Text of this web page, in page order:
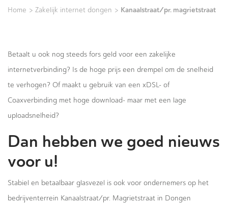
Home > Zakelijk internet dongen > Kanaalstraat/pr. magrietstraat
Betaalt u ook nog steeds fors geld voor een zakelijke
internetverbinding? Is de hoge prijs een drempel om de snelheid
te verhogen? Of maakt u gebruik van een xDSL- of
Coaxverbinding met hoge download- maar met een lage
uploadsnelheid?
Dan hebben we goed nieuws
voor u!
Stabiel en betaalbaar glasvezel is ook voor ondernemers op het
bedrijventerrein Kanaalstraat/pr. Magrietstraat in Dongen